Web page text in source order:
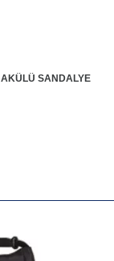
AKÜLÜ SANDALYE